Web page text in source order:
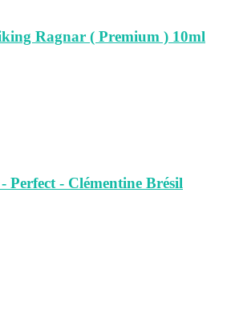
Ragnar ( Premium ) 10ml
Perfect - Clémentine Brésil